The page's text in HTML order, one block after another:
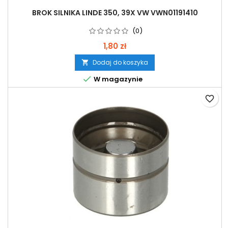
BROK SILNIKA LINDE 350, 39X VW VWN01191410
(0)
1,80 zł
 Dodaj do koszyka
 W magazynie
favorite_border